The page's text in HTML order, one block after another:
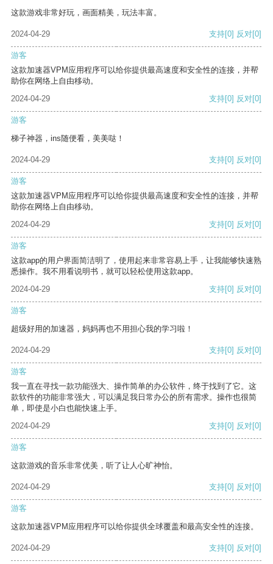
这款游戏非常好玩，画面精美，玩法丰富。
2024-04-29 支持[0] 反对[0]
游客
这款加速器VPM应用程序可以给你提供最高速度和安全性的连接，并帮
助你在网络上自由移动。
2024-04-29
支持[0] 反对[0]
游客
梯子神器，ins随便看，美美哒！
2024-04-29 支持[0] 反对[0]
游客
这款加速器VPM应用程序可以给你提供最高速度和安全性的连接，并帮
助你在网络上自由移动。
2024-04-29
支持[0] 反对[0]
游客
这款app的用户界面简洁明了，使用起来非常容易上手，让我能够快速熟
悉操作。我不用看说明书，就可以轻松使用这款app。
2024-04-29
支持[0] 反对[0]
游客
超级好用的加速器，妈妈再也不用担心我的学习啦！
2024-04-29 支持[0] 反对[0]
游客
我一直在寻找一款功能强大、操作简单的办公软件，终于找到了它。这
款软件的功能非常强大，可以满足我日常办公的所有需求。操作也很简
单，即使是小白也能快速上手。
2024-04-29
支持[0] 反对[0]
游客
这款游戏的音乐非常优美，听了让人心旷神怡。
2024-04-29 支持[0] 反对[0]
游客
这款加速器VPM应用程序可以给你提供全球覆盖和最高安全性的连接。
2024-04-29 支持[0] 反对[0]